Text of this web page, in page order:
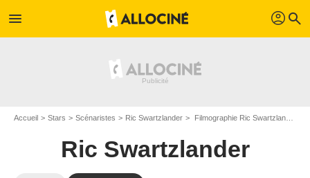
menu profil search
Accueil Stars Scénaristes Ric Swartzlander Filmographie Ric Swartzlander
Ric Swartzlander